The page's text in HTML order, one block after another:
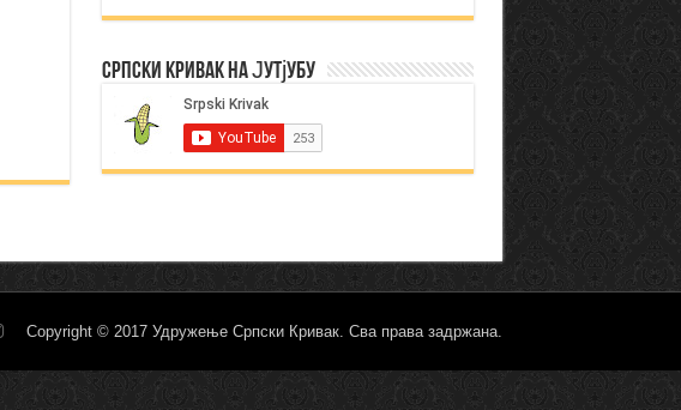
Српски Кривак на Јутјубу
Copyright © 2017 Удружење Српски Кривак. Сва права задржана.